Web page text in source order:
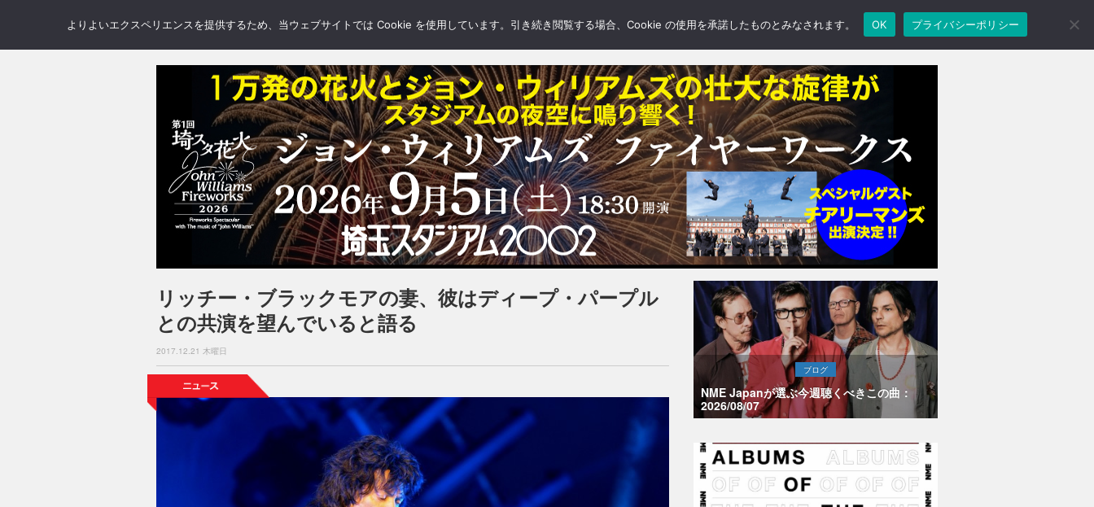
NEWS REVIEWS GALLERY BLOGS FEATURE
リッチー・ブラックモアの妻、彼はディープ・パープル
との共演を望んでいると語る
2017.12.21 木曜日
ブログ
NME Japanが選ぶ今週聴くべきこの曲：
2026/08/07
よりよいエクスペリエンスを提供するため、当ウェブサイトでは Cookie を使用しています。引き続き閲覧する場合、Cookie の使用を承諾したものとみなされます。 OK プライバシーポリシー